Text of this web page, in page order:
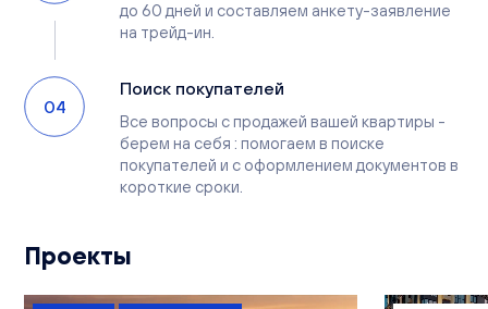
до 60 дней и составляем анкету-заявление
на трейд-ин.
04
Поиск покупателей
Все вопросы с продажей вашей квартиры -
берем на себя : помогаем в поиске
покупателей и с оформлением документов в
короткие сроки.
Проекты